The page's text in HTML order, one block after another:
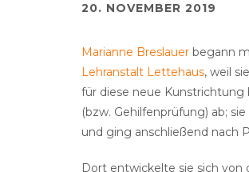
20. NOVEMBER 2019
Marianne Breslauer begann
Lehranstalt Lettehaus, weil
für diese neue Kunstrichtung
(bzw. Gehilfenprüfung) ab;
und ging anschließend nach
Dort entwickelte sie sich